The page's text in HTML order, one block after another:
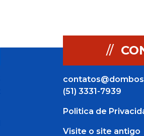
//
(51) 3331-7939
Politica de
Visite o site antigo